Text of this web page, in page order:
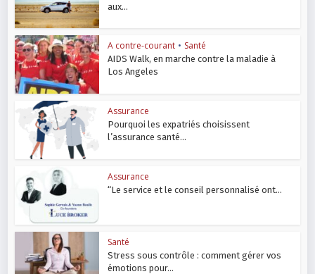
aux...
A contre-courant • Santé
AIDS Walk, en marche contre la maladie à
Los Angeles
Assurance
Pourquoi les expatriés choisissent
l’assurance santé...
Assurance
“Le service et le conseil personnalisé ont...
Santé
Stress sous contrôle : comment gérer vos
émotions pour...